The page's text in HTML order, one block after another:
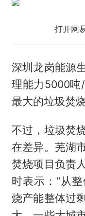
打开网
深圳龙岗能源
理能力5000吨
最大的垃圾焚
不过，垃圾焚
在差异。芜湖
焚烧项目负责
时表示：“从
烧产能整体过